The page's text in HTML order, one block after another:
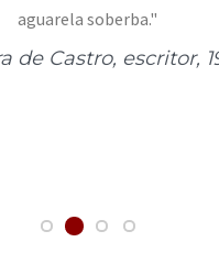
aguarela soberba."
de Castro, escritor,